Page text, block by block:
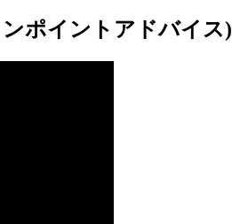
ポイントアドバイス)